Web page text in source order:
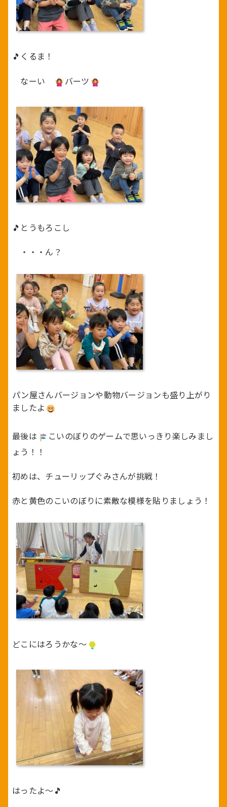
🎵くるま！
なーい バーツ
🎵とうもろこし
・・・ん？
パン屋さんバージョンや動物バージョンも盛り上がり
ましたよ
最後は
こいのぼりのゲームで思いっきり楽しみまし
ょう！！
初めは、チューリップぐみさんが挑戦！
赤と黄色のこいのぼりに素敵な模様を貼りましょう！
どこにはろうかな～
はったよ～🎵